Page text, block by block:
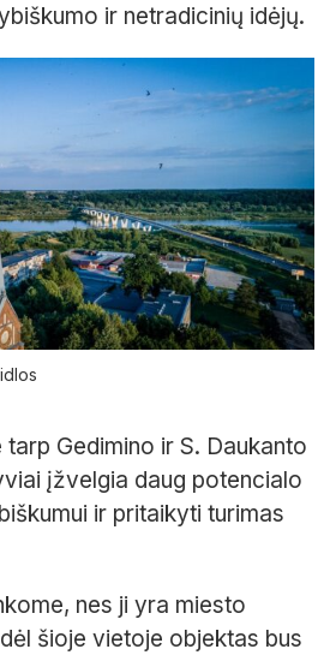
ir netradicinių idėjų.
Gedimino ir S. Daukanto
įžvelgia daug potencialo
ir pritaikyti turimas
nes ji yra miesto
šioje vietoje objektas bus